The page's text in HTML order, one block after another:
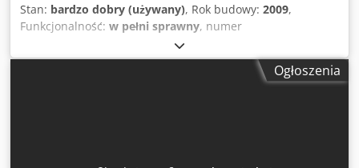
Stan: bardzo dobry (używany), Rok budowy: 2009,
Funkcjonalność: w pełni sprawny, numer
, całkowita szerokość:
całkowita długość:2 400 mm, szerokość folii:1 300 mm,
Barberán TF-1300 – bobiniarka do cięcia i przewijania folii,
Ogłoszenia